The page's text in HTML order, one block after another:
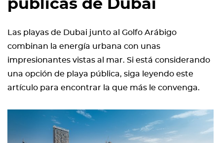
públicas de Dubai
Las playas de Dubai junto al Golfo Arábigo
combinan la energía urbana con unas
impresionantes vistas al mar. Si está considerando
una opción de playa pública, siga leyendo este
artículo para encontrar la que más le convenga.